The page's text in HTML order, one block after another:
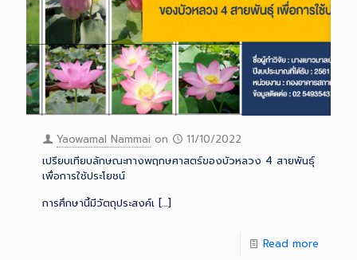
Yaowamal Nammai on
11/10/2022
เปรียบเทียบลักษณะทางพฤกษศาสตร์ของบัวหลวง 4 สายพันธุ์
เพื่อการใช้ประโยชน์
การศึกษานี้มีวัตถุประสงค์เ […]
Read more